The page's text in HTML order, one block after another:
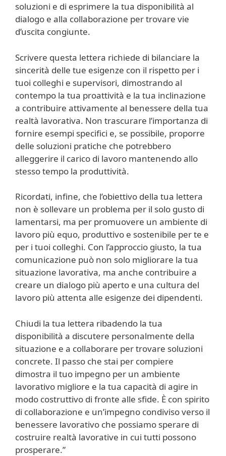
soluzioni e di esprimere la tua disponibilità al
dialogo e alla collaborazione per trovare vie
d’uscita congiunte.
Scrivere questa lettera richiede di bilanciare la
sincerità delle tue esigenze con il rispetto per i
tuoi colleghi e supervisori, dimostrando al
contempo la tua proattività e la tua inclinazione
a contribuire attivamente al benessere della tua
realtà lavorativa. Non trascurare l’importanza di
fornire esempi specifici e, se possibile, proporre
delle soluzioni pratiche che potrebbero
alleggerire il carico di lavoro mantenendo allo
stesso tempo la produttività.
Ricordati, infine, che l’obiettivo della tua lettera
non è sollevare un problema per il solo gusto di
lamentarsi, ma per promuovere un ambiente di
lavoro più equo, produttivo e sostenibile per te e
per i tuoi colleghi. Con l’approccio giusto, la tua
comunicazione può non solo migliorare la tua
situazione lavorativa, ma anche contribuire a
creare un dialogo più aperto e una cultura del
lavoro più attenta alle esigenze dei dipendenti.
Chiudi la tua lettera ribadendo la tua
disponibilità a discutere personalmente della
situazione e a collaborare per trovare soluzioni
concrete. Il passo che stai per compiere
dimostra il tuo impegno per un ambiente
lavorativo migliore e la tua capacità di agire in
modo costruttivo di fronte alle sfide. È con spirito
di collaborazione e un’impegno condiviso verso il
benessere lavorativo che possiamo sperare di
costruire realtà lavorative in cui tutti possono
prosperare.”